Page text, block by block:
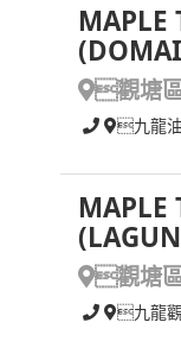
MAPLE
觀塘
九龍
MAPLE
觀塘
九龍